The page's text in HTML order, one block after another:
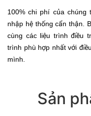
100% chi phí của chúng
nhập hệ thống cẩn thận.
cùng các liệu trình điều
trình phù hợp nhất với
mình.
Sản